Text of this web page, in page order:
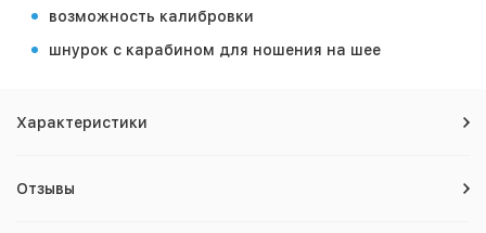
возможность калибровки
шнурок с карабином для ношения на шее
Характеристики
Отзывы